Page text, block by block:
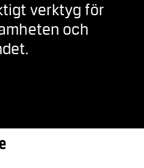
verktyg för
och